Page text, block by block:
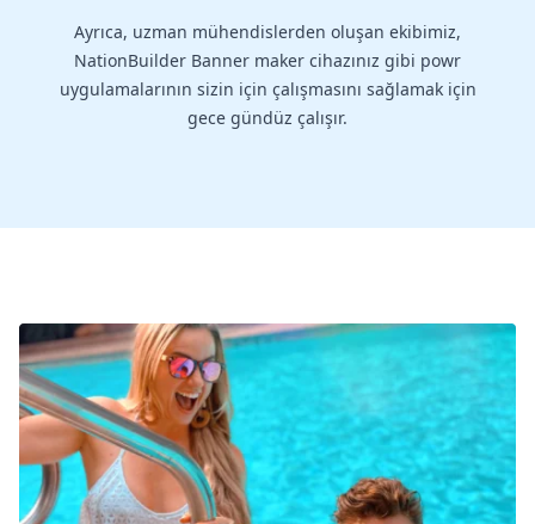
Ayrıca, uzman mühendislerden oluşan ekibimiz,
NationBuilder Banner maker cihazınız gibi powr
uygulamalarının sizin için çalışmasını sağlamak için
gece gündüz çalışır.